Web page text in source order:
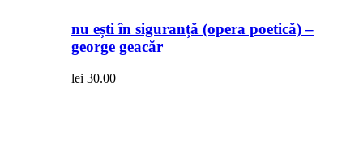
nu ești în siguranță (opera poetică) –
george geacăr
lei 30.00